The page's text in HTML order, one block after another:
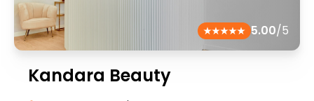
5.00/5
Kandara Beauty